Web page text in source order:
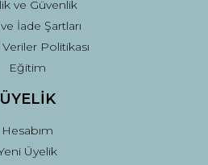
ve Güvenlik
İade Şartları
Veriler Politikası
Eğitim
ÜYELİK
Hesabım
Üyelik